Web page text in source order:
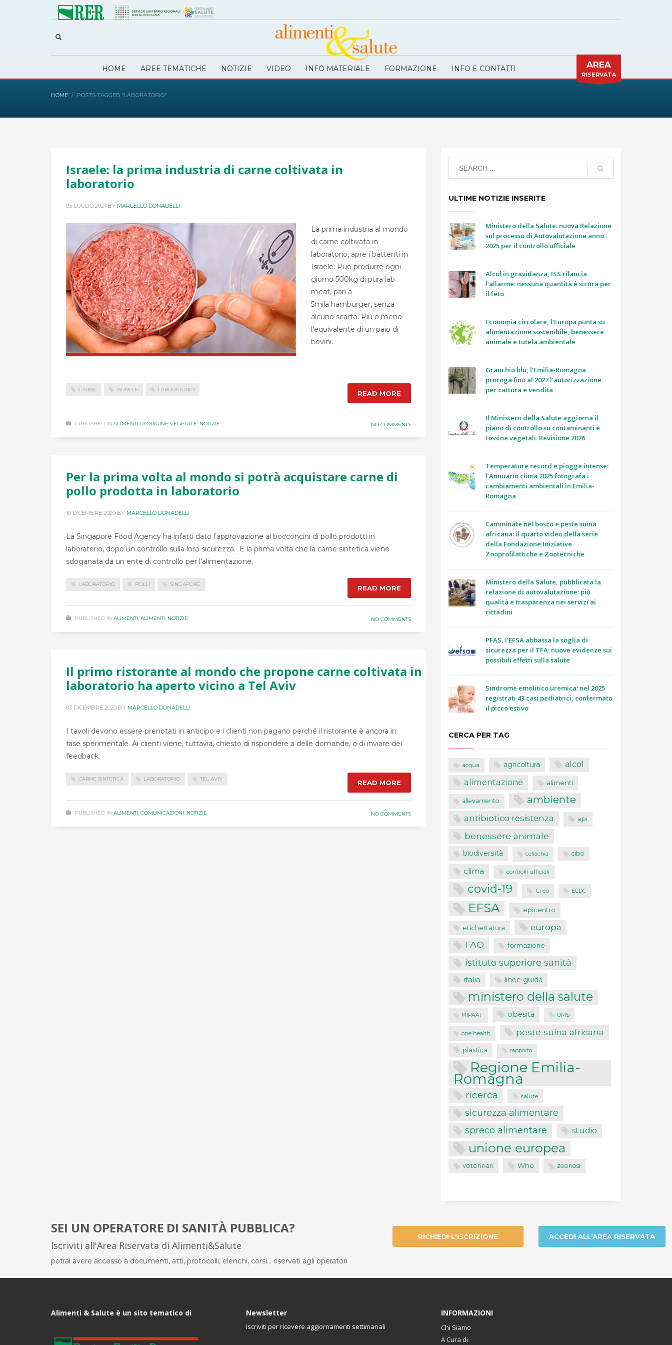
HOME AREE TEMATICHE NOTIZIE VIDEO INFO MATERIALE FORMAZIONE INFO E CONTATTI AREA
RISERVATA
HOME POSTS TAGGED "LABORATORIO"
Israele: la prima industria di carne coltivata in
laboratorio
05 LUGLIO 2021 BY MARCELLO DONADELLI
La prima industria al mondo
di carne coltivata in
laboratorio, apre i battenti in
Israele. Può produrre ogni
giorno 500kg di pura lab
meat, pari a
5mila hamburger, senza
alcuno scarto. Più o meno
l’equivalente di un paio di
bovini.
CARNE ISRAELE LABORATORIO READ MORE
PUBLISHED IN ALIMENTI DI ORIGINE VEGETALE, NOTIZIE NO COMMENTS
Per la prima volta al mondo si potrà acquistare carne di
pollo prodotta in laboratorio
10 DICEMBRE 2020 BY MARCELLO DONADELLI
La Singapore Food Agency ha infatti dato l’approvazione ai bocconcini di pollo prodotti in
laboratorio, dopo un controllo sulla loro sicurezza. È la prima volta che la carne sintetica viene
sdoganata da un ente di controllo per l’alimentazione.
LABORATORIO POLLI SINGAPORE READ MORE
PUBLISHED IN ALIMENTI, ALIMENTI, NOTIZIE NO COMMENTS
Il primo ristorante al mondo che propone carne coltivata in
laboratorio ha aperto vicino a Tel Aviv
03 DICEMBRE 2020 BY MARCELLO DONADELLI
I tavoli devono essere prenotati in anticipo e i clienti non pagano perché il ristorante è ancora in
fase sperimentale. Ai clienti viene, tuttavia, chiesto di rispondere a delle domande, o di inviare dei
feedback.
CARNE SINTETICA LABORATORIO TEL AVIV READ MORE
PUBLISHED IN ALIMENTI, COMUNICAZIONI, NOTIZIE NO COMMENTS
ULTIME NOTIZIE INSERITE
Ministero della Salute: nuova Relazione
sul processo di Autovalutazione anno
2025 per il controllo ufficiale
Alcol in gravidanza, ISS rilancia
l’allarme: nessuna quantità è sicura per
il feto
Economia circolare, l’Europa punta su
alimentazione sostenibile, benessere
animale e tutela ambientale
Granchio blu, l’Emilia-Romagna
proroga fino al 2027 l’autorizzazione
per cattura e vendita
Il Ministero della Salute aggiorna il
piano di controllo su contaminanti e
tossine vegetali. Revisione 2026
Temperature record e piogge intense:
l’Annuario clima 2025 fotografa i
cambiamenti ambientali in Emilia-
Romagna
Camminate nel bosco e peste suina
africana: il quarto video della serie
della Fondazione Iniziative
Zooprofilattiche e Zootecniche
Ministero della Salute, pubblicata la
relazione di autovalutazione: più
qualità e trasparenza nei servizi ai
cittadini
PFAS, l’EFSA abbassa la soglia di
sicurezza per il TFA: nuove evidenze sui
possibili effetti sulla salute
Sindrome emolitico uremica: nel 2025
registrati 43 casi pediatrici, confermato
il picco estivo
CERCA PER TAG
acqua agricoltura alcol
alimentazione alimenti
allevamento ambiente
antibiotico resistenza api
benessere animale
biodiversità celiachia cibo
clima controlli ufficiali
covid-19 Crea ECDC
EFSA epicentro
etichettatura europa
FAO formazione
istituto superiore sanità
italia linee guida
ministero della salute
MIPAAF obesità OMS
one health peste suina africana
plastica rapporto
Regione Emilia-
Romagna
ricerca salute
sicurezza alimentare
spreco alimentare studio
unione europea
veterinari Who zoonosi
SEI UN OPERATORE DI SANITÀ PUBBLICA?
Iscriviti all'Area Riservata di Alimenti&Salute
potrai avere accesso a documenti, atti, protocolli, elenchi, corsi... riservati agli operatori
RICHIEDI L'ISCRIZIONE ACCEDI ALL'AREA RISERVATA
Alimenti & Salute è un sito tematico di Newsletter
Iscriviti per ricevere aggiornamenti settimanali
INFORMAZIONI
Chi Siamo
A Cura di